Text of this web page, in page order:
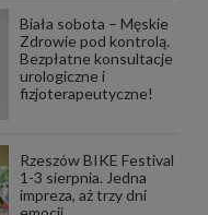
Biała sobota – Męskie
Zdrowie pod kontrolą.
Bezpłatne konsultacje
urologiczne i
fizjoterapeutyczne!
Rzeszów BIKE Festival
1-3 sierpnia. Jedna
impreza, aż trzy dni